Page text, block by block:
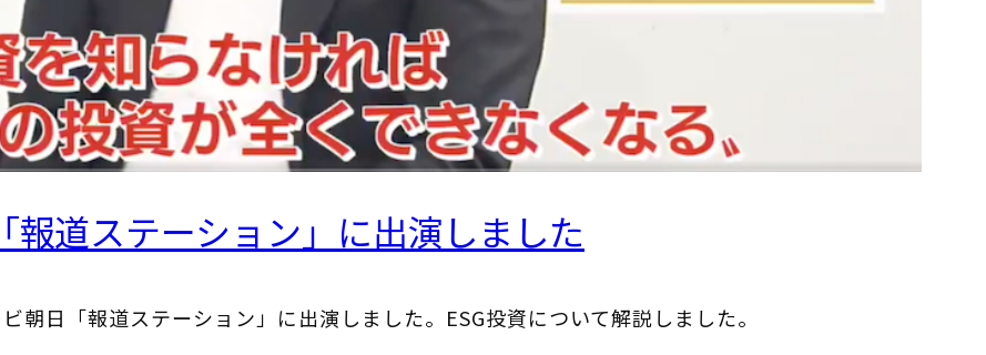
報道ステーション」に出演しました
朝日「報道ステーション」に出演しました。ESG投資について解説しました。